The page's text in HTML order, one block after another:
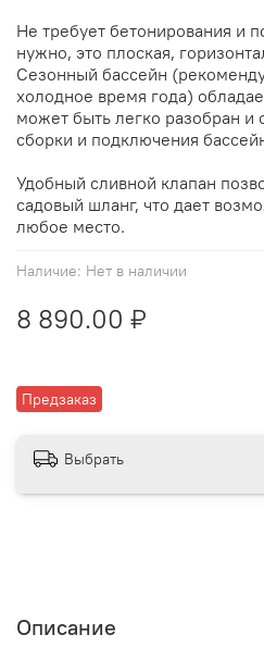
Наличие: Нет в наличии
Предзаказ
8 890.00 ₽
Не требует бетонирования и
нужно, это плоская,
Сезонный бассейн
холодное время года)
может быть легко разобран и
сборки и подключения
Удобный сливной клапан
садовый шланг, что дает
любое место.
Выбрать
Описание